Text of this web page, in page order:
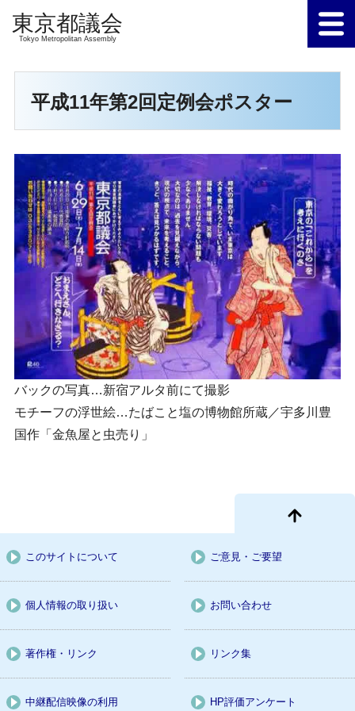
Tokyo Metropolitan Assembly
平成11年第2回定例会ポスター
バックの写真…新宿アルタ前にて撮影
モチーフの浮世絵…たばこと塩の博物館所蔵／宇多川豊
国作「金魚屋と虫売り」
このサイトについて ご意見・ご要望
個人情報の取り扱い お問い合わせ
著作権・リンク リンク集
中継配信映像の利用 HP評価アンケート